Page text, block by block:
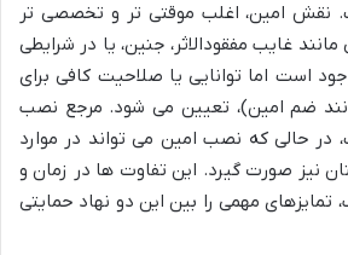
نقش امین، اغلب موقتی تر و تخصصی تر
غایب مفقودالاثر، جنین، یا در شرایطی
است اما توانایی یا صلاحیت کافی برای
ضم امین)، تعیین می شود. مرجع نصب
در حالی که نصب امین می تواند در موارد
نیز صورت گیرد. این تفاوت ها در زمان و
مهمی را بین این دو نهاد حمایتی